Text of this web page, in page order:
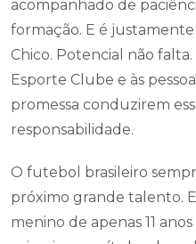
acompanhado de
formação. E é justamente
Chico. Potencial não
Esporte Clube e às
promessa conduzirem
responsabilidade.
O futebol brasileiro
próximo grande talento.
menino de apenas 11